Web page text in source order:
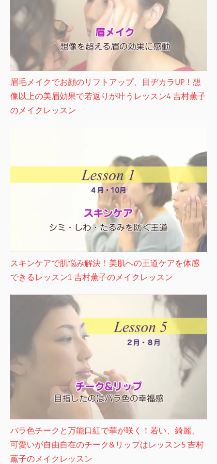
眉毛メイクでお顔のリフトアップ、目ヂカラUP！想
像以上の美眉効果で若返りが叶うレッスン4 吉村薫子
のメイクレッスン
スキンケアで肌悩み解決！美肌への王道ケアを体感
できるレッスン1 吉村薫子のメイクレッスン
バラ色チークと万能口紅で華が咲く！若い、綺麗、
可愛いが自由自在のチーク&リップはレッスン5 吉村
薫子のメイクレッスン